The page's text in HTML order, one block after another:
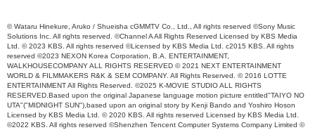
© Wataru Hinekure, Aruko / Shueisha cGMMTV Co., Ltd., All rights reserved ©Sony Music
Solutions Inc. All rights reserved. ©Channel A All Rights Reserved Licensed by KBS Media
Ltd. © 2023 KBS. All rights reserved ©Licensed by KBS Media Ltd. c2015 KBS. All rights
reserved ©2023 NEXON Korea Corporation, B.A. ENTERTAINMENT,
WALKHOUSECOMPANY ALL RIGHTS RESERVED © 2021 NEXT ENTERTAINMENT
WORLD & FILMMAKERS R&K & SEM COMPANY. All Rights Reserved. © 2016 LOTTE
ENTERTAINMENT All Rights Reserved. ©2025 K-MOVIE STUDIO ALL RIGHTS
RESERVED.Based upon the original Japanese language motion picture entitled"TAIYO NO
UTA"("MIDNIGHT SUN"),based upon an original story by Kenji Bando and Yoshiro Hoson
Licensed by KBS Media Ltd. © 2020 KBS. All rights reserved Licensed by KBS Media Ltd.
©2022 KBS. All rights reserved ©Shenzhen Tencent Computer Systems Company Limited ©